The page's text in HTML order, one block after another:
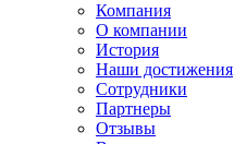
Компания
О компании
История
Наши достижения
Сотрудники
Партнеры
Отзывы